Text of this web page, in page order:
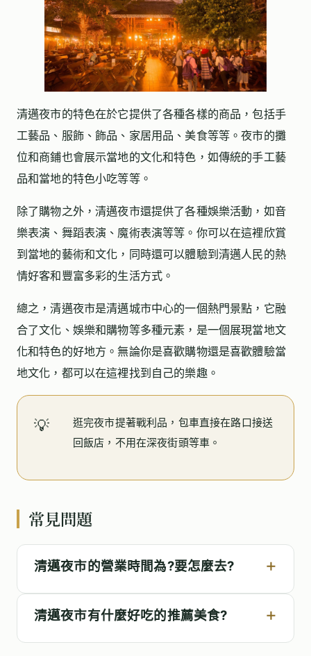
清邁夜市的特色在於它提供了各種各樣的商品，包括手
工藝品、服飾、飾品、家居用品、美食等等。夜市的攤
位和商鋪也會展示當地的文化和特色，如傳統的手工藝
品和當地的特色小吃等等。
除了購物之外，清邁夜市還提供了各種娛樂活動，如音
樂表演、舞蹈表演、魔術表演等等。你可以在這裡欣賞
到當地的藝術和文化，同時還可以體驗到清邁人民的熱
情好客和豐富多彩的生活方式。
總之，清邁夜市是清邁城市中心的一個熱門景點，它融
合了文化、娛樂和購物等多種元素，是一個展現當地文
化和特色的好地方。無論你是喜歡購物還是喜歡體驗當
地文化，都可以在這裡找到自己的樂趣。
💡
逛完夜市提著戰利品，包車直接在路口接送
回飯店，不用在深夜街頭等車。
常見問題
清邁夜市的營業時間為?要怎麼去?
清邁夜市有什麼好吃的推薦美食?